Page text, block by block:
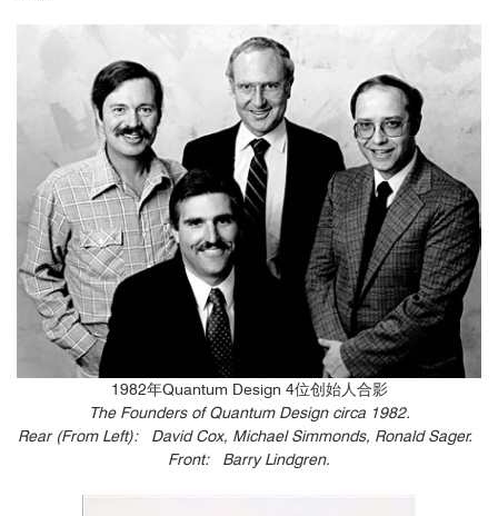
1982年Quantum Design 4位创始人合影
The Founders of Quantum Design circa 1982.
Rear (From Left): David Cox, Michael Simmonds, Ronald Sager.
Front: Barry Lindgren.